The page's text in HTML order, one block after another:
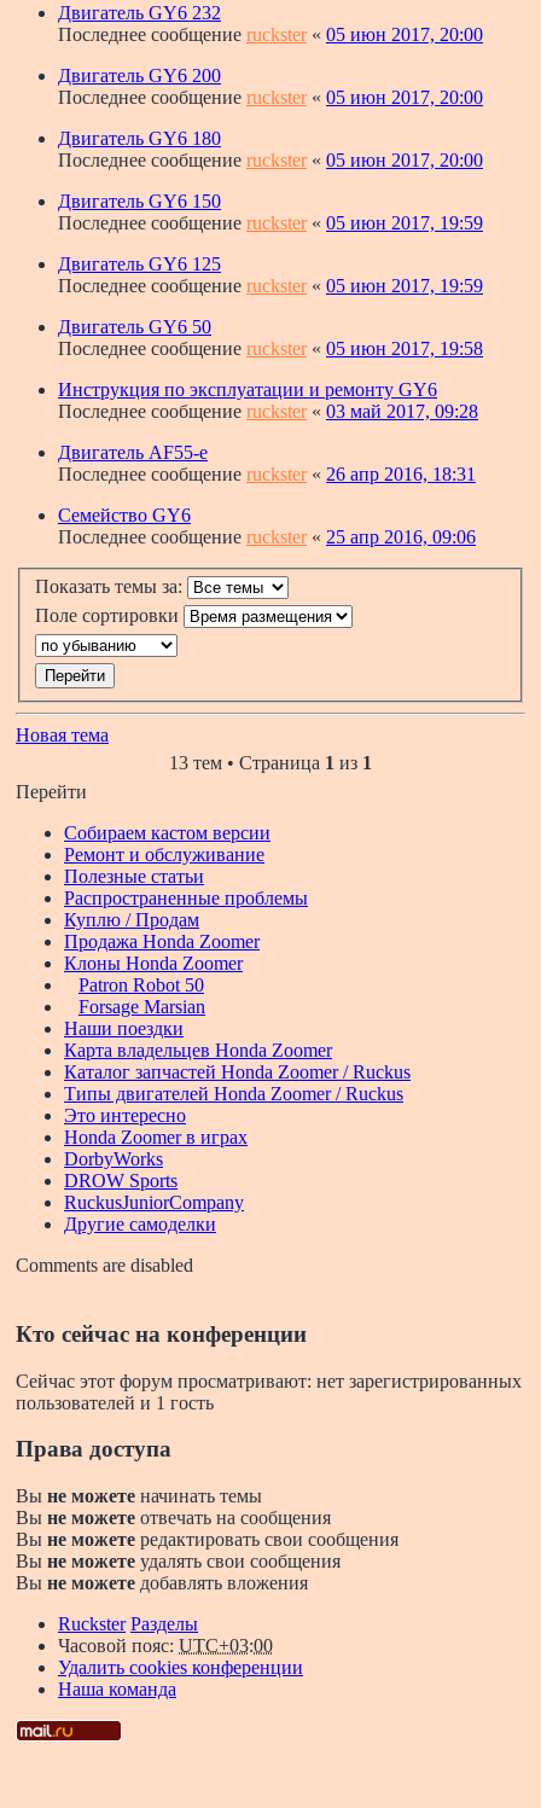
Двигатель GY6 232
Последнее сообщение ruckster« 05 июн 2017, 20:00
Двигатель GY6 200
Последнее сообщение ruckster« 05 июн 2017, 20:00
Двигатель GY6 180
Последнее сообщение ruckster« 05 июн 2017, 20:00
Двигатель GY6 150
Последнее сообщение ruckster« 05 июн 2017, 19:59
Двигатель GY6 125
Последнее сообщение ruckster« 05 июн 2017, 19:59
Двигатель GY6 50
Последнее сообщение ruckster« 05 июн 2017, 19:58
Инструкция по эксплуатации и ремонту GY6
Последнее сообщение ruckster« 03 май 2017, 09:28
Двигатель AF55-e
Последнее сообщение ruckster« 26 апр 2016, 18:31
Семейство GY6
Последнее сообщение ruckster« 25 апр 2016, 09:06
Показать темы за:
Поле сортировки
Новая тема
13 тем • Страница 1 из 1
Перейти
Собираем кастом версии
Ремонт и обслуживание
Полезные статьи
Распространенные проблемы
Куплю / Продам
Продажа Honda Zoomer
Клоны Honda Zoomer
Patron Robot 50
Forsage Marsian
Наши поездки
Карта владельцев Honda Zoomer
Каталог запчастей Honda Zoomer / Ruckus
Типы двигателей Honda Zoomer / Ruckus
Это интересно
Honda Zoomer в играх
DorbyWorks
DROW Sports
RuckusJuniorCompany
Другие самоделки
Comments are disabled
Кто сейчас на конференции
Сейчас этот форум просматривают: нет зарегистрированных
пользователей и 1 гость
Права доступа
Вы не можете начинать темы
Вы не можете отвечать на сообщения
Вы не можете редактировать свои сообщения
Вы не можете удалять свои сообщения
Вы не можете добавлять вложения
Ruckster Разделы
Часовой пояс: UTC+03:00
Удалить cookies конференции
Наша команда